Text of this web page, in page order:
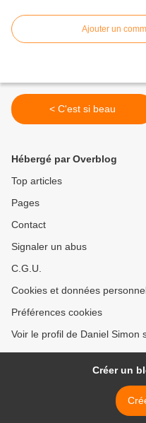
Ajouter un
< C'est si beau
Hébergé par Overblog
Top articles
Pages
Contact
Signaler un abus
C.G.U.
Cookies et données
Préférences cookies
Voir le profil de Daniel Simon
Créer un